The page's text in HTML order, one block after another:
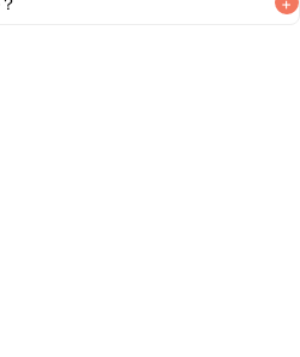
安です。なるべくお早めにお召